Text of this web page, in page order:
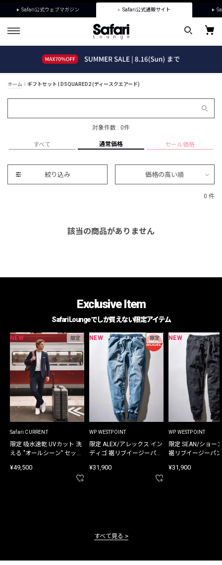
Safari公式ウェブマガジン Safari公式通販サイト
ホーム ギフトセット | DSQUARED2 (ディースクエアード)
対象件数 : 0件
すべて 通常価格 セール価格
絞り込み 価格の高い順
0 件
該当の商品がありません
Exclusive Item
Safari Loungeでしか買えない限定アイテム
NEW 限定
Safari CURRENT
限定 吸水速乾 UVカット 洗
える "オールシーン" セット
¥49,500
NEW 限定
WP WESTPOINT
限定 ALEX/アレックス イン
ディゴ 裾リブイージーパン
¥31,900
NEW
WP WESTPOINT
限定 SEAN/ショー
裾リブイージーパ
¥31,900
すべて見る